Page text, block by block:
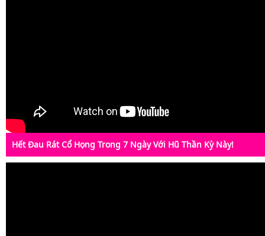
Hết Đau Rát Cổ Họng Trong 7 Ngày Với Hũ Thần Kỳ Này!